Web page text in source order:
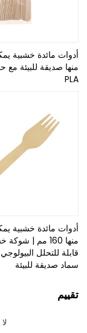
أدوات مائدة خشبية
منها صديقة للبيئة مع
PLA
أدوات مائدة خشبية
منها 160 مم |
قابلة للتحلل
سماد صديقة للبيئة
تقييم